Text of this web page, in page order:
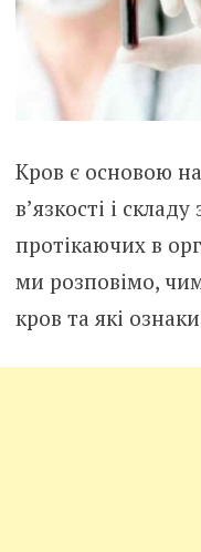
Кров є основою
в’язкості і
протікаючих в
ми розповімо,
кров та які